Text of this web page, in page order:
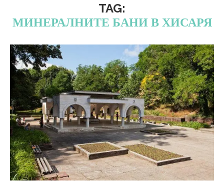
TAG:
МИНЕРАЛНИТЕ БАНИ В ХИСАРЯ